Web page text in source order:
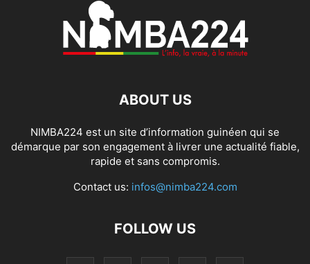
ABOUT US
NIMBA224 est un site d’information guinéen qui se
démarque par son engagement à livrer une actualité fiable,
rapide et sans compromis.
Contact us: infos@nimba224.com
FOLLOW US